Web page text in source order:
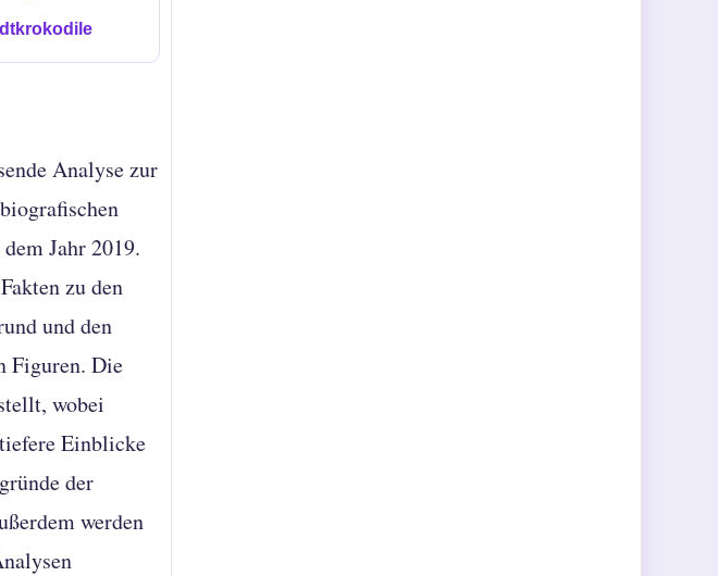
Analyse zur
Jahr 2019.
zu den
und den
Figuren. Die
wobei
Einblicke
der
werden